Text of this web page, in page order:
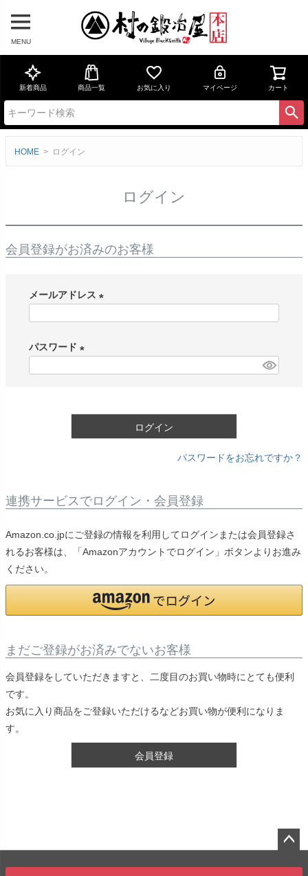
MENU
新着商品 商品一覧 お気に入り マイページ カート
HOME ログイン
ログイン
会員登録がお済みのお客様
メールアドレス
パスワード
ログイン
パスワードをお忘れですか？
連携サービスでログイン・会員登録
Amazon.co.jpにご登録の情報を利用してログインまたは会員登録さ
れるお客様は、「Amazonアカウントでログイン」ボタンよりお進み
ください。
まだご登録がお済みでないお客様
会員登録をしていただきますと、二度目のお買い物時にとても便利
です。
お気に入り商品をご登録いただけるなどお買い物が便利になりま
す。
会員登録